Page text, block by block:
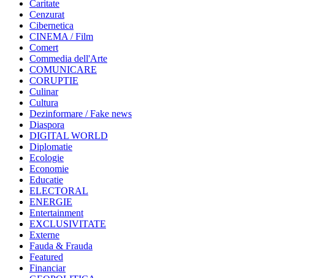
Caritate
Cenzurat
Cibernetica
CINEMA / Film
Comert
Commedia dell'Arte
COMUNICARE
CORUPTIE
Culinar
Cultura
Dezinformare / Fake news
Diaspora
DIGITAL WORLD
Diplomatie
Ecologie
Economie
Educatie
ELECTORAL
ENERGIE
Entertainment
EXCLUSIVITATE
Externe
Fauda & Frauda
Featured
Financiar